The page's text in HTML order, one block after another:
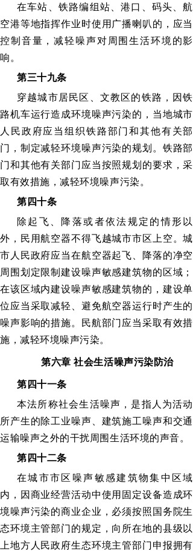
在车站、铁路编组站、港口、码头、航
空港等地指挥作业时使用广播喇叭的，应当
控制音量，减轻噪声对周围生活环境的影
响。
第三十九条
穿越城市居民区、文教区的铁路，因铁
路机车运行造成环境噪声污染的，当地城市
人民政府应当组织铁路部门和其他有关部
门，制定减轻环境噪声污染的规划。铁路部
门和其他有关部门应当按照规划的要求，采
取有效措施，减轻环境噪声污染。
第四十条
除起飞、降落或者依法规定的情形以
外，民用航空器不得飞越城市市区上空。城
市人民政府应当在航空器起飞、降落的净空
周围划定限制建设噪声敏感建筑物的区域；
在该区域内建设噪声敏感建筑物的，建设单
位应当采取减轻、避免航空器运行时产生的
噪声影响的措施。民航部门应当采取有效措
施，减轻环境噪声污染。
第六章 社会生活噪声污染防治
第四十一条
本法所称社会生活噪声，是指人为活动
所产生的除工业噪声、建筑施工噪声和交通
运输噪声之外的干扰周围生活环境的声音。
第四十二条
在城市市区噪声敏感建筑物集中区域
内，因商业经营活动中使用固定设备造成环
境噪声污染的商业企业，必须按照国务院生
态环境主管部门的规定，向所在地的县级以
上地方人民政府生态环境主管部门申报拥有